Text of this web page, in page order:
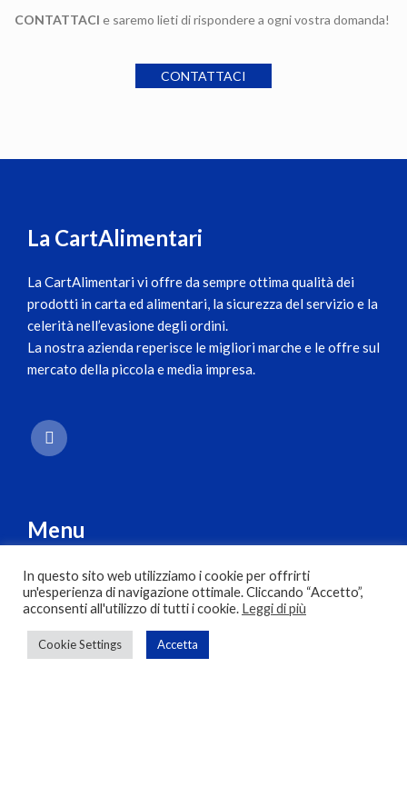
CONTATTACI e saremo lieti di rispondere a ogni vostra domanda!
CONTATTACI
La CartAlimentari
La CartAlimentari vi offre da sempre ottima qualità dei
prodotti in carta ed alimentari, la sicurezza del servizio e la
celerità nell’evasione degli ordini.
La nostra azienda reperisce le migliori marche e le offre sul
mercato della piccola e media impresa.
Menu
Chi siamo
Servizi
Prodotti
In questo sito web utilizziamo i cookie per offrirti
un'esperienza di navigazione ottimale. Cliccando “Accetto”,
acconsenti all'utilizzo di tutti i cookie. Leggi di più
Cookie Settings Accetta